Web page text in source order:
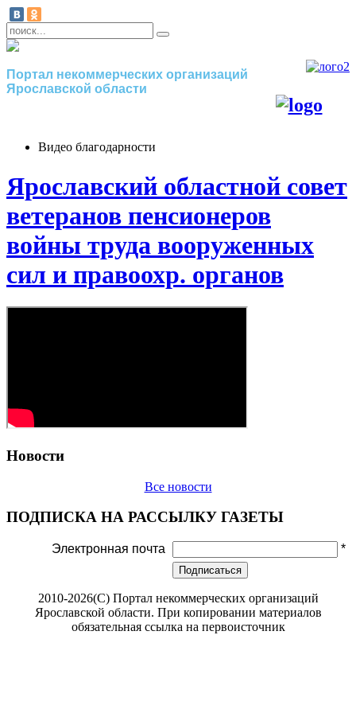
Портал некоммерческих организаций
Ярославской области
Видео благодарности
Ярославский областной совет
ветеранов пенсионеров
войны труда вооруженных
сил и правоохр. органов
Новости
Все новости
ПОДПИСКА НА РАССЫЛКУ ГАЗЕТЫ
Электронная почта *
Подписаться
2010-2026(С) Портал некоммерческих организаций
Ярославской области. При копировании материалов
обязательная ссылка на первоисточник